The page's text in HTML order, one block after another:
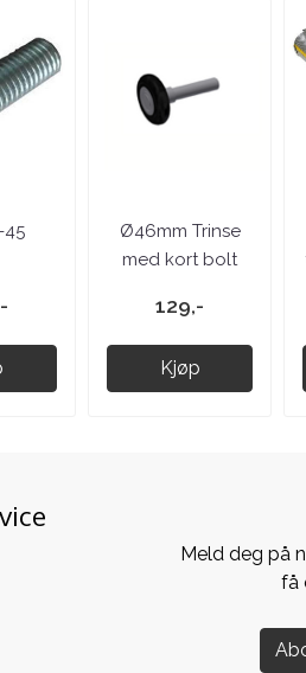
45
Ø46mm Trinse
med kort bolt
129,-
Kjøp
Meld deg på
få